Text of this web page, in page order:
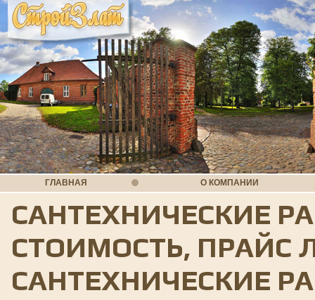
ГЛАВНАЯ О КОМПАНИИ
САНТЕХНИЧЕСКИЕ
СТОИМОСТЬ, ПРАЙС
САНТЕХНИЧЕСКИЕ